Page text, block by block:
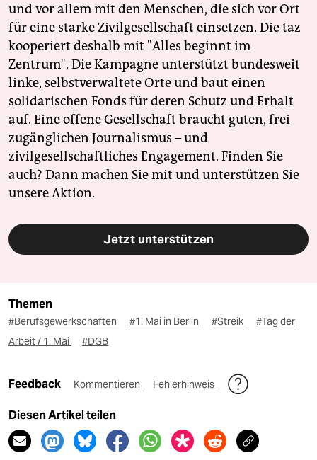
und vor allem mit den Menschen, die sich vor Ort
für eine starke Zivilgesellschaft einsetzen. Die taz
kooperiert deshalb mit "Alles beginnt im
Zentrum". Die Kampagne unterstützt bundesweit
linke, selbstverwaltete Orte und baut einen
solidarischen Fonds für deren Schutz und Erhalt
auf. Eine offene Gesellschaft braucht guten, frei
zugänglichen Journalismus – und
zivilgesellschaftliches Engagement. Finden Sie
auch? Dann machen Sie mit und unterstützen Sie
unsere Aktion.
Jetzt unterstützen
Themen
#Berufsgewerkschaften #1. Mai in Berlin #Streik
#Tag der
Arbeit / 1. Mai
#DGB
Feedback Kommentieren Fehlerhinweis
Diesen Artikel teilen